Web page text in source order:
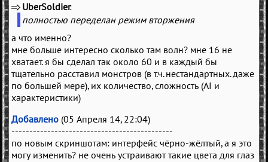
UberSoldier
полностью переделан режим вторжения
а что именно?
мне больше интересно сколько там волн? мне 16 не
хватает. я бы сделал так около 60 и в каждый бы
тщательно расставил монстров (в т.ч. нестандартных. даже
по большей мере), их количество, сложность (AI и
характеристики)
Добавлено (05 Апреля 14, 22:04)
---------------------------------------------
по новым скриншотам: интерфейс чёрно-жёлтый, а я это
могу изменить? не очень устраивают такие цвета для глаз